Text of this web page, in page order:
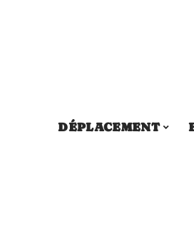
DÉPLACEMENT